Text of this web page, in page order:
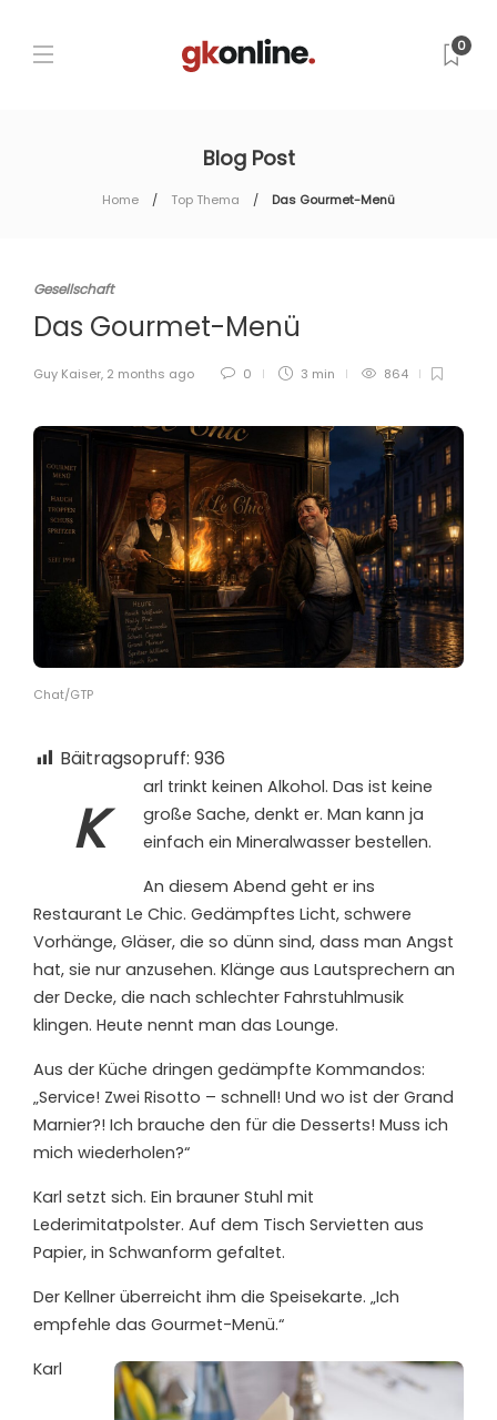
0
Blog Post
Home Top Thema Das Gourmet-Menü
Gesellschaft
Das Gourmet-Menü
Guy Kaiser, 2 months ago 0 3 min 864
Chat/GTP
Bäitragsopruff: 936
K
arl trinkt keinen Alkohol. Das ist keine
große Sache, denkt er. Man kann ja
einfach ein Mineralwasser bestellen.
An diesem Abend geht er ins
Restaurant Le Chic. Gedämpftes Licht, schwere
Vorhänge, Gläser, die so dünn sind, dass man Angst
hat, sie nur anzusehen. Klänge aus Lautsprechern an
der Decke, die nach schlechter Fahrstuhlmusik
klingen. Heute nennt man das Lounge.
Aus der Küche dringen gedämpfte Kommandos:
„Service! Zwei Risotto – schnell! Und wo ist der Grand
Marnier?! Ich brauche den für die Desserts! Muss ich
mich wiederholen?“
Karl setzt sich. Ein brauner Stuhl mit
Lederimitatpolster. Auf dem Tisch Servietten aus
Papier, in Schwanform gefaltet.
Der Kellner überreicht ihm die Speisekarte. „Ich
empfehle das Gourmet-Menü.“
Karl